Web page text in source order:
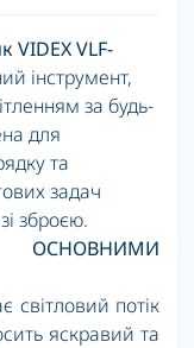
VIDEX VLF-
інструмент,
за будь-
для
та
задач
зброєю.
світловий потік
яскравий та